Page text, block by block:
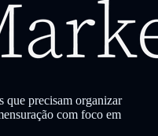
que precisam organizar
com foco em